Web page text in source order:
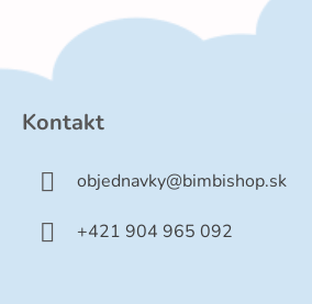
Kontakt
objednavky@bimbishop.sk
+421 904 965 092